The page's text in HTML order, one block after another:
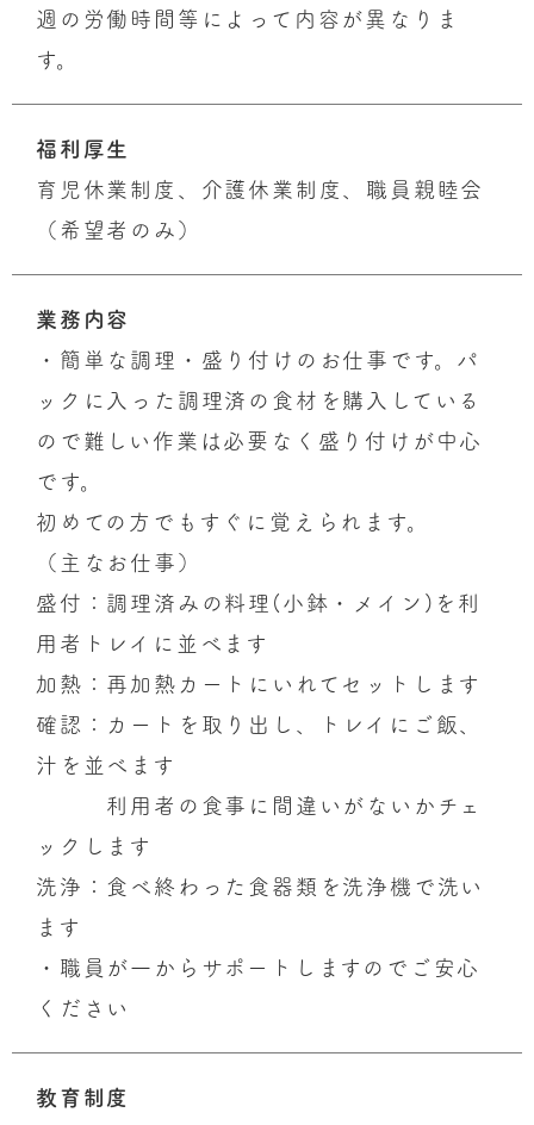
週の労働時間等によって内容が異なりま
す。
福利厚生
育児休業制度、介護休業制度、職員親睦会
（希望者のみ）
業務内容
・簡単な調理・盛り付けのお仕事です。パ
ックに入った調理済の食材を購入している
ので難しい作業は必要なく盛り付けが中心
です。
初めての方でもすぐに覚えられます。
（主なお仕事）
盛付：調理済みの料理(小鉢・メイン)を利
用者トレイに並べます
加熱：再加熱カートにいれてセットします
確認：カートを取り出し、トレイにご飯、
汁を並べます
利用者の食事に間違いがないかチェ
ックします
洗浄：食べ終わった食器類を洗浄機で洗い
ます
・職員が一からサポートしますのでご安心
ください
教育制度